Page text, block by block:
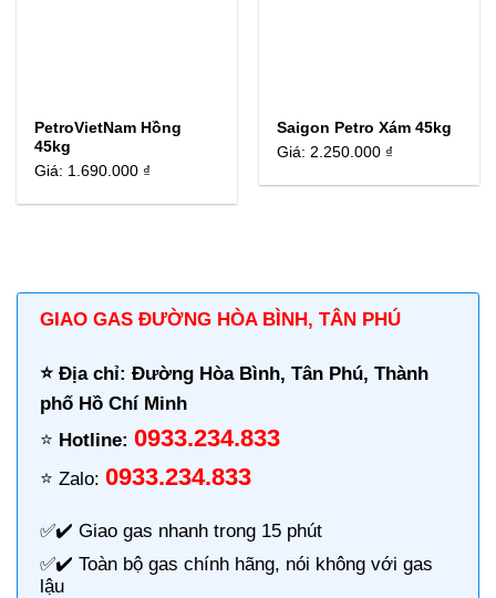
PetroVietNam Hồng
45kg
Giá: 1.690.000 ₫
Saigon Petro Xám 45kg
Giá: 2.250.000 ₫
GIAO GAS ĐƯỜNG HÒA BÌNH, TÂN PHÚ
⭐️ Địa chỉ: Đường Hòa Bình, Tân Phú, Thành
phố Hồ Chí Minh
⭐️ Hotline: 0933.234.833
⭐️ Zalo: 0933.234.833
✅✔️ Giao gas nhanh trong 15 phút
✅✔️ Toàn bộ gas chính hãng, nói không với gas
lậu